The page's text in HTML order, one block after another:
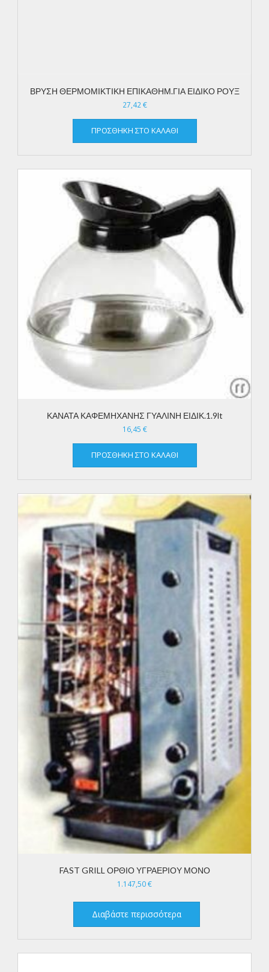
ΒΡΥΣΗ ΘΕΡΜΟΜΙΚΤΙΚΗ ΕΠΙΚΑΘΗΜ.ΓΙΑ ΕΙΔΙΚΟ ΡΟΥΞ
27,42€
ΠΡΟΣΘΉΚΗ ΣΤΟ ΚΑΛΆΘΙ
ΚΑΝΑΤΑ ΚΑΦΕΜΗΧΑΝΗΣ ΓΥΑΛΙΝΗ ΕΙΔΙΚ.1.9lt
16,45 €
ΠΡΟΣΘΉΚΗ ΣΤΟ ΚΑΛΆΘΙ
FAST GRILL ΟΡΘΙΟ ΥΓΡΑΕΡΙΟΥ ΜΟΝΟ
1.147,50€
Διαβάστε περισσότερα